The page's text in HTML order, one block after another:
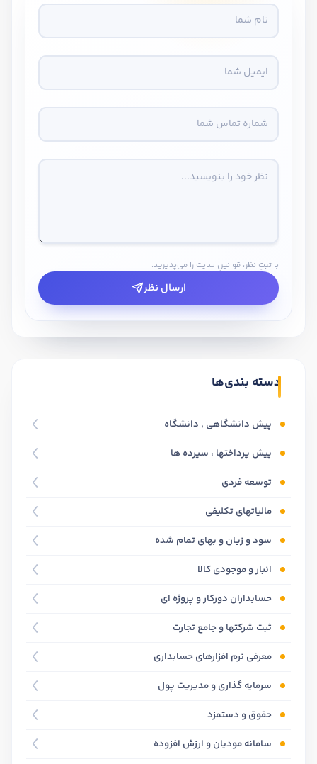
با ثبتِ نظر، قوانینِ سایت را می‌پذیرید.
ارسال نظر
دسته بندی‌ها
پیش دانشگاهی , دانشگاه
پیش پرداختها ، سپرده ها
توسعه فردی
مالیاتهای تکلیفی
سود و زیان و بهای تمام شده
انبار و موجودی کالا
حسابداران دورکار و پروژه ای
ثبت شرکتها و جامع تجارت
معرفی نرم افزارهای حسابداری
سرمایه گذاری و مدیریت پول
حقوق و دستمزد
سامانه مودیان و ارزش افزوده